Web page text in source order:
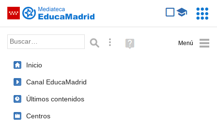
Saltar navegación
Palabra o frase: Búsqueda avanzada
Ayuda
(en
Inicio
Canal EducaMadrid
Últimos contenidos
Centros